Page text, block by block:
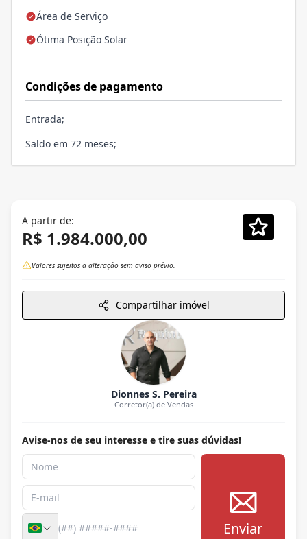
Área de Serviço
Ótima Posição Solar
Condições de pagamento
Entrada;
Saldo em 72 meses;
A partir de:
R$ 1.984.000,00
Valores sujeitos a alteração sem aviso prévio.
Compartilhar imóvel
Dionnes S. Pereira
Corretor(a) de Vendas
Avise-nos de seu interesse e tire suas dúvidas!
Enviar